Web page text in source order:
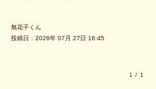
無花子くん
投稿日：2026年 07月 27日 16:45
1 / 1